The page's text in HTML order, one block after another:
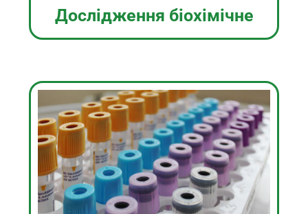
Дослідження біохімічне